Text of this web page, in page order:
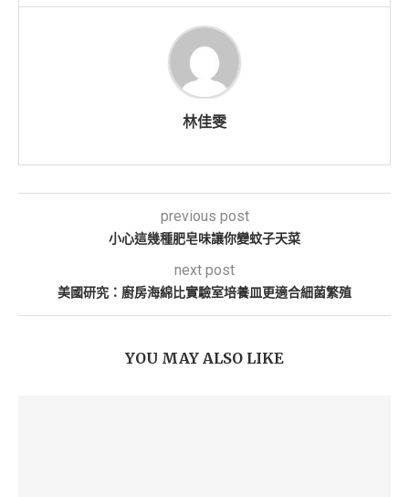
林佳雯
previous post
小心這幾種肥皂味讓你變蚊子天菜
next post
美國研究：廚房海綿比實驗室培養皿更適合細菌繁殖
YOU MAY ALSO LIKE